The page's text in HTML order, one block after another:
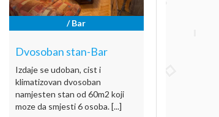
/ Bar
Dvosoban stan-Bar
Izdaje se udoban, cist i
klimatizovan dvosoban
namjesten stan od 60m2 koji
moze da smjesti 6 osoba. [...]